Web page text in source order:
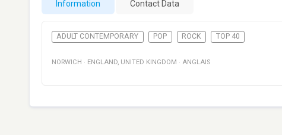
Information Contact Data
ADULT CONTEMPORARY POP ROCK TOP 40
NORWICH · ENGLAND, UNITED KINGDOM · ANGLAIS